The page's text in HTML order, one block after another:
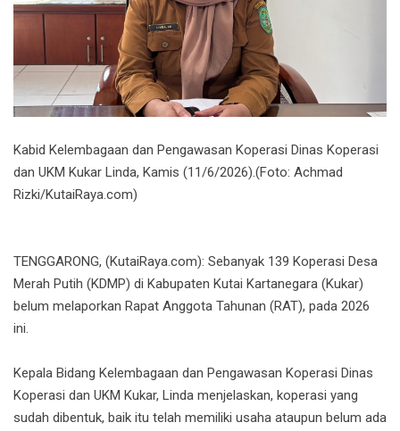
Kabid Kelembagaan dan Pengawasan Koperasi Dinas Koperasi
dan UKM Kukar Linda, Kamis (11/6/2026).(Foto: Achmad
Rizki/KutaiRaya.com)
TENGGARONG, (KutaiRaya.com): Sebanyak 139 Koperasi Desa
Merah Putih (KDMP) di Kabupaten Kutai Kartanegara (Kukar)
belum melaporkan Rapat Anggota Tahunan (RAT), pada 2026
ini.
Kepala Bidang Kelembagaan dan Pengawasan Koperasi Dinas
Koperasi dan UKM Kukar, Linda menjelaskan, koperasi yang
sudah dibentuk, baik itu telah memiliki usaha ataupun belum ada